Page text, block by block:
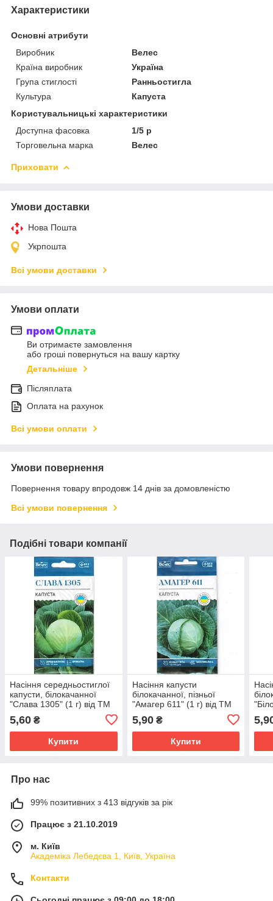
Характеристики
Основні атрибути
Виробник
Велес
Країна виробник
Україна
Група стиглості
Ранньостигла
Культура
Капуста
Користувальницькі характеристики
Доступна фасовка
1/5 р
Торговельна марка
Велес
Приховати
Умови доставки
Нова Пошта
Укрпошта
Всі умови доставки
Умови оплати
Ви отримаєте замовлення
або гроші повернуться на вашу картку
Детальніше
Післяплата
Оплата на рахунок
Всі умови оплати
Умови повернення
Повернення товару впродовж 14 днів за домовленістю
Всі умови повернення
Подібні товари компанії
Насіння середньостиглої
капусти, білокачанної
"Слава 1305" (1 г) від ТМ
5,60 ₴
Купити
Насіння капусти
білокачанної, пізньої
"Амагер 611" (1 г) від ТМ
5,90₴
Купити
Про нас
99% позитивних з 413 відгуків за рік
Працює з 21.10.2019
м. Київ
Академіка Лебедєва 1, Київ, Україна
Контакти